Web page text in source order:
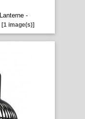
Lanterne -
[1 image(s)]